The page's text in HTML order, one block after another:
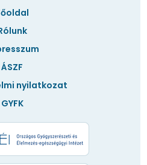
ÁSZF
nyilatkozat
GYFK